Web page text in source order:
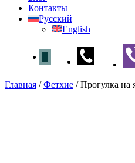
Контакты
Русский
English
Главная /Фетхие /Прогулка на